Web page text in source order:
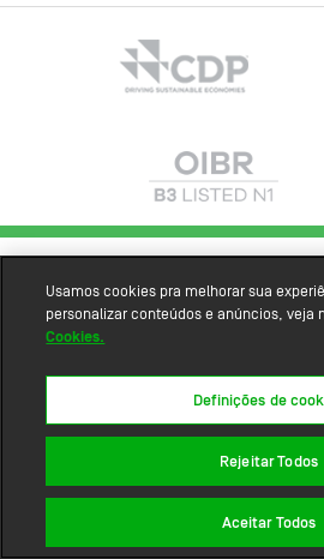
Usamos cookies pra melhorar sua
personalizar conteúdos e anúncios, veja
Cookies.
Definições de
Rejeitar Todos
Aceitar Todos